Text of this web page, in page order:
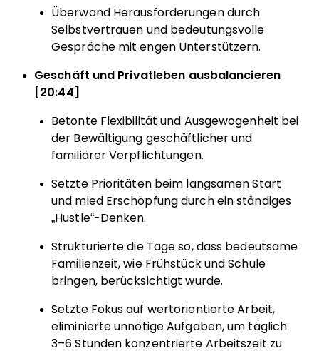
Überwand Herausforderungen durch
Selbstvertrauen und bedeutungsvolle
Gespräche mit engen Unterstützern.
Geschäft und Privatleben ausbalancieren
[20:44]
Betonte Flexibilität und Ausgewogenheit bei
der Bewältigung geschäftlicher und
familiärer Verpflichtungen.
Setzte Prioritäten beim langsamen Start
und mied Erschöpfung durch ein ständiges
„Hustle“-Denken.
Strukturierte die Tage so, dass bedeutsame
Familienzeit, wie Frühstück und Schule
bringen, berücksichtigt wurde.
Setzte Fokus auf wertorientierte Arbeit,
eliminierte unnötige Aufgaben, um täglich
3–6 Stunden konzentrierte Arbeitszeit zu